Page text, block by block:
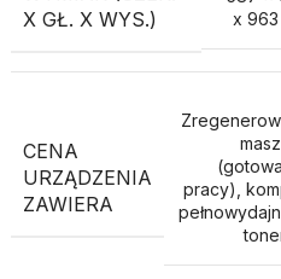
X GŁ. X WYS.)
x 963
CENA
URZĄDZENIA
ZAWIERA
pracy),